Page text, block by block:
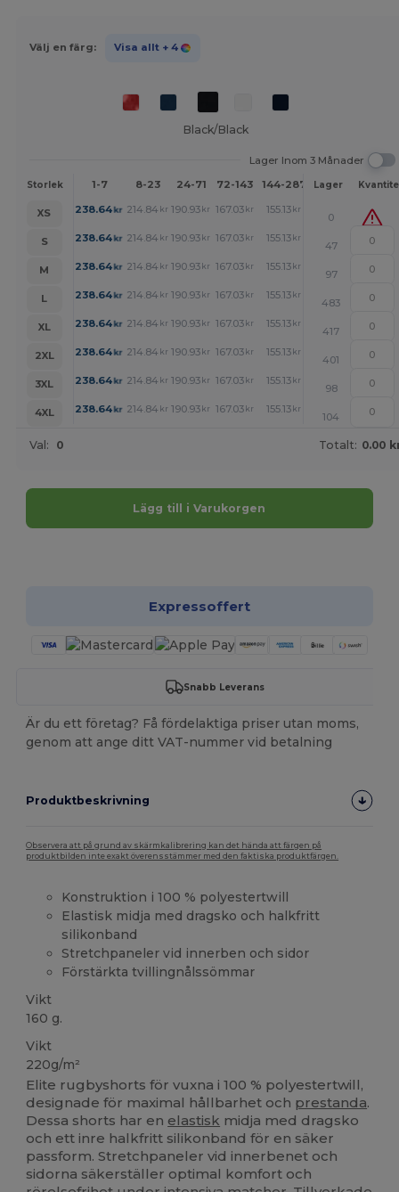
Välj en färg: Visa allt + 4
Black/Black
Lager Inom 3 Månader
Storlek 1-7 8-23 24-71 72-143 144-287 288 + Mer
Lager
XS 238.64kr 214.84 kr 190.93 kr 167.03 kr 155.13 kr +
0
S
238.64kr 214.84 kr 190.93 kr 167.03 kr 155.13 kr +
47
M
238.64kr 214.84 kr 190.93 kr 167.03 kr 155.13 kr +
97
L
238.64kr 214.84 kr 190.93 kr 167.03 kr 155.13 kr +
483
XL
238.64kr 214.84 kr 190.93 kr 167.03 kr 155.13 kr +
417
2XL
238.64kr 214.84 kr 190.93 kr 167.03 kr 155.13 kr +
401
3XL
238.64kr 214.84 kr 190.93 kr 167.03 kr 155.13 kr +
98
4XL
238.64kr 214.84 kr 190.93 kr 167.03 kr 155.13 kr +
104
Val: 0 Totalt: 0.00
Lägg till i Varukorgen
Expressoffert
Snabb Leverans
Är du ett företag? Få fördelaktiga priser utan moms,
genom att ange ditt VAT-nummer vid betalning
Produktbeskrivning
Observera att på grund av skärmkalibrering kan det hända att färgen på
produktbilden inte exakt överensstämmer med den faktiska produktfärgen.
Konstruktion i 100 % polyestertwill
Elastisk midja med dragsko och halkfritt
silikonband
Stretchpaneler vid innerben och sidor
Förstärkta tvillingnålssömmar
Vikt
160 g.
Vikt
220g/m²
Elite rugbyshorts för vuxna i 100 % polyestertwill,
designade för maximal hållbarhet och prestanda.
Dessa shorts har en elastisk midja med dragsko
och ett inre halkfritt silikonband för en säker
passform. Stretchpaneler vid innerbenet och
sidorna säkerställer optimal komfort och